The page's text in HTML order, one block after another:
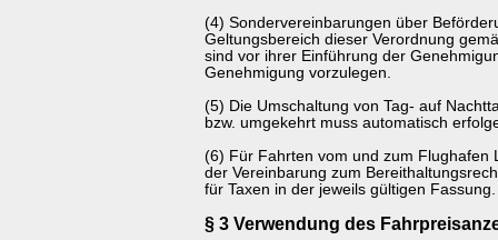
(4) Sondervereinbarungen über
Geltungsbereich dieser Verordnung
sind vor ihrer Einführung der
Genehmigung vorzulegen.
(5) Die Umschaltung von Tag- auf
bzw. umgekehrt muss automatisch
(6) Für Fahrten vom und zum Flughafen
der Vereinbarung zum
für Taxen in der jeweils gültigen Fassung.
§ 3 Verwendung des